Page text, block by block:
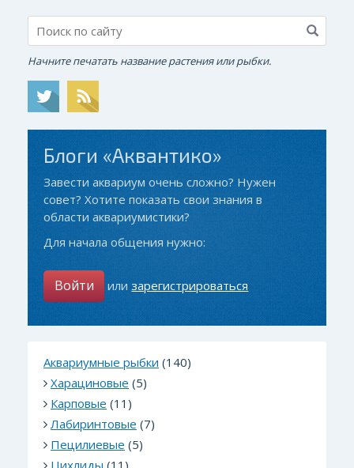
Начните печатать название растения или рыбки.
Блоги «Аквантико»
Завести аквариум очень сложно? Нужен
совет? Хотите показать свои знания в
области аквариумистики?
Для начала общения нужно:
Войти илизарегистрироваться
Аквариумные рыбки (140)
Харациновые (5)
Карповые (11)
Лабиринтовые (7)
Пецилиевые (5)